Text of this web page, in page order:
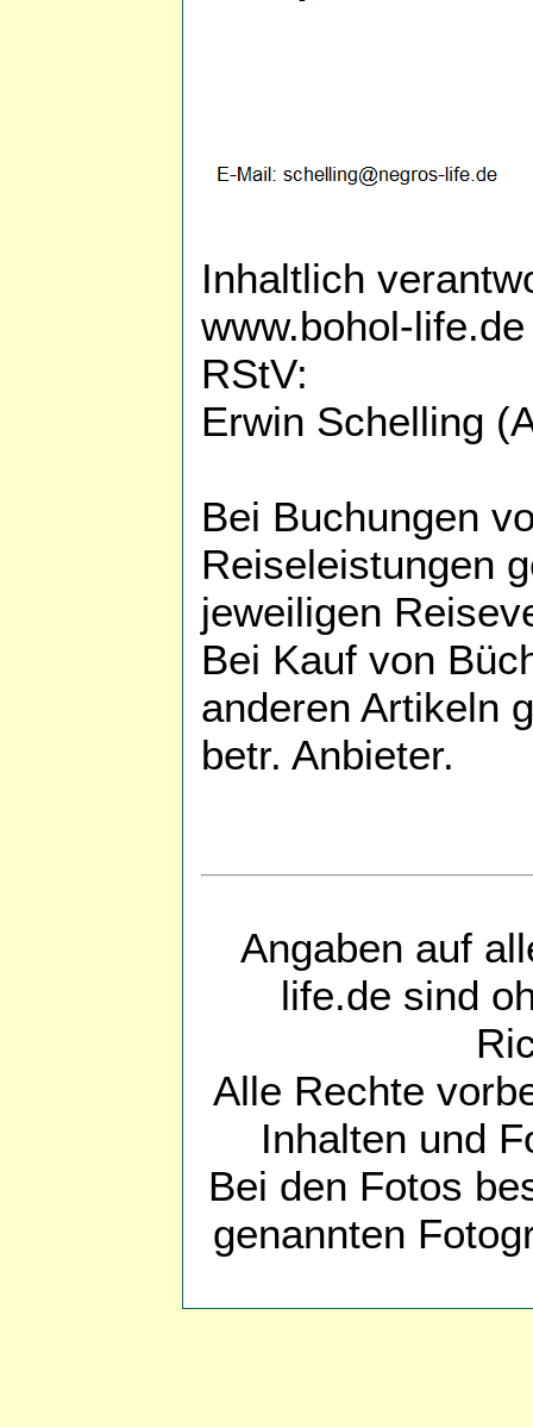
Inhaltlich
www.bohol-
RStV:
Erwin Schelling
Bei Buchungen
Reiseleistungen
jeweiligen
Bei Kauf von
anderen Artikeln
betr. Anbieter.
Angaben auf
life.de sind
Alle Rechte
Inhalten und
Bei den Fotos
genannten